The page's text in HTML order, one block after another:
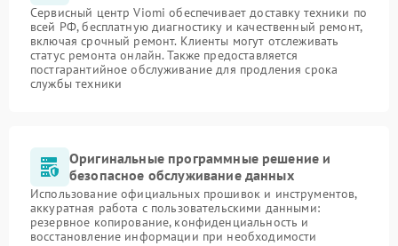
Сервисный центр Viomi обеспечивает доставку техники по
всей РФ, бесплатную диагностику и качественный ремонт,
включая срочный ремонт. Клиенты могут отслеживать
статус ремонта онлайн. Также предоставляется
постгарантийное обслуживание для продления срока
службы техники
Оригинальные программные решение и
безопасное обслуживание данных
Использование официальных прошивок и инструментов,
аккуратная работа с пользовательскими данными:
резервное копирование, конфиденциальность и
восстановление информации при необходимости